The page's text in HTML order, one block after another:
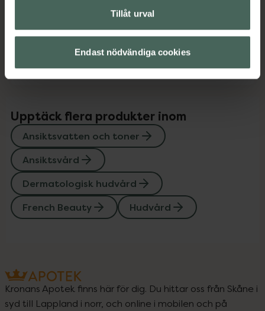
Tillåt urval
Endast nödvändiga cookies
Kontaktinfo tillverkare
Upptäck flera produkter inom
Ansiktsvatten och toner
Ansiktsvård
Dermatologisk hudvård
French Beauty
Hudvård
Kronans Apotek finns här för dig. Du hittar oss från Skåne i
syd till Lappland i norr, och online i mobilen och på